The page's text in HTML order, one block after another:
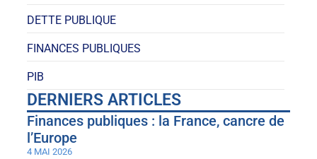
DETTE PUBLIQUE
FINANCES PUBLIQUES
PIB
DERNIERS ARTICLES
Finances publiques : la France, cancre de
l’Europe
4 MAI 2026